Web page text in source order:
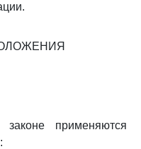
применяются